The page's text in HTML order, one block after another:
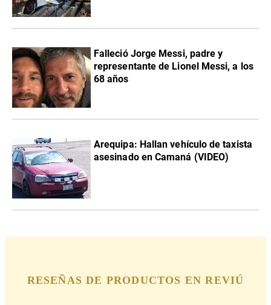
Falleció Jorge Messi, padre y
representante de Lionel Messi, a los
68 años
Arequipa: Hallan vehículo de taxista
asesinado en Camaná (VIDEO)